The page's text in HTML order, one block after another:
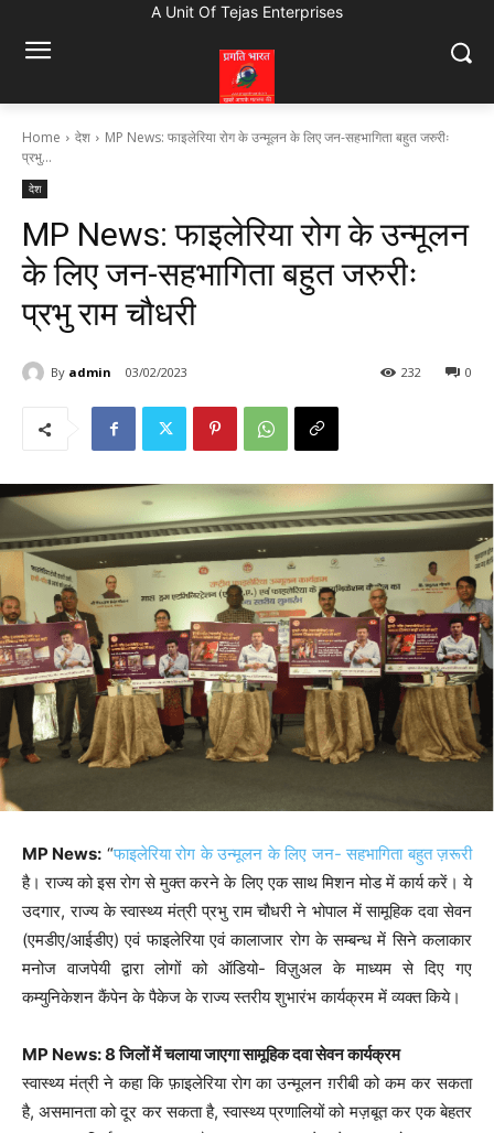
A Unit Of Tejas Enterprises
Home देश
MP News: फाइलेरिया रोग के उन्मूलन के लिए जन-सहभागिता बहुत जरुरीः
प्रभु...
देश
MP News: फाइलेरिया रोग के उन्मूलन
के लिए जन-सहभागिता बहुत जरुरीः
प्रभु राम चौधरी
By admin 03/02/2023 0
232
MP News: “फाइलेरिया रोग के उन्मूलन के लिए जन- सहभागिता बहुत ज़रूरी
है। राज्य को इस रोग से मुक्त करने के लिए एक साथ मिशन मोड में कार्य करें। ये
उदगार, राज्य के स्वास्थ्य मंत्री प्रभु राम चौधरी ने भोपाल में सामूहिक दवा सेवन
(एमडीए/आईडीए) एवं फाइलेरिया एवं कालाजार रोग के सम्बन्ध में सिने कलाकार
मनोज वाजपेयी द्वारा लोगों को ऑडियो- विज़ुअल के माध्यम से दिए गए
कम्युनिकेशन कैंपेन के पैकेज के राज्य स्तरीय शुभारंभ कार्यक्रम में व्यक्त किये।
MP News: 8 जिलों में चलाया जाएगा सामूहिक दवा सेवन कार्यक्रम
स्वास्थ्य मंत्री ने कहा कि फ़ाइलेरिया रोग का उन्मूलन ग़रीबी को कम कर सकता
है, असमानता को दूर कर सकता है, स्वास्थ्य प्रणालियों को मज़बूत कर एक बेहतर